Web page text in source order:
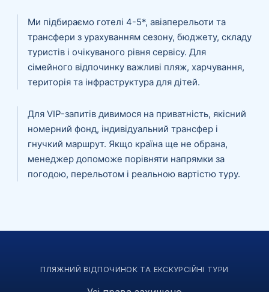
Ми підбираємо готелі 4-5*, авіаперельоти та
трансфери з урахуванням сезону, бюджету, складу
туристів і очікуваного рівня сервісу. Для
сімейного відпочинку важливі пляж, харчування,
територія та інфраструктура для дітей.
Для VIP-запитів дивимося на приватність, якісний
номерний фонд, індивідуальний трансфер і
гнучкий маршрут. Якщо країна ще не обрана,
менеджер допоможе порівняти напрямки за
погодою, перельотом і реальною вартістю туру.
ПЛЯЖНИЙ ВІДПОЧИНОК ТА ЕКСКУРСІЙНІ ТУРИ